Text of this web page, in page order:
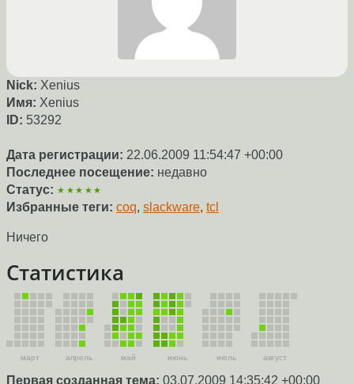
Nick: Xenius
Имя: Xenius
ID: 53292
Дата регистрации: 22.06.2009 11:54:47 +00:00
Последнее посещение: недавно
Статус: ★★★★★
Избранные теги: coq, slackware, tcl
Ничего
Статистика
март апрель май июнь июль август
Первая созданная тема: 03.07.2009 14:35:42 +00:00